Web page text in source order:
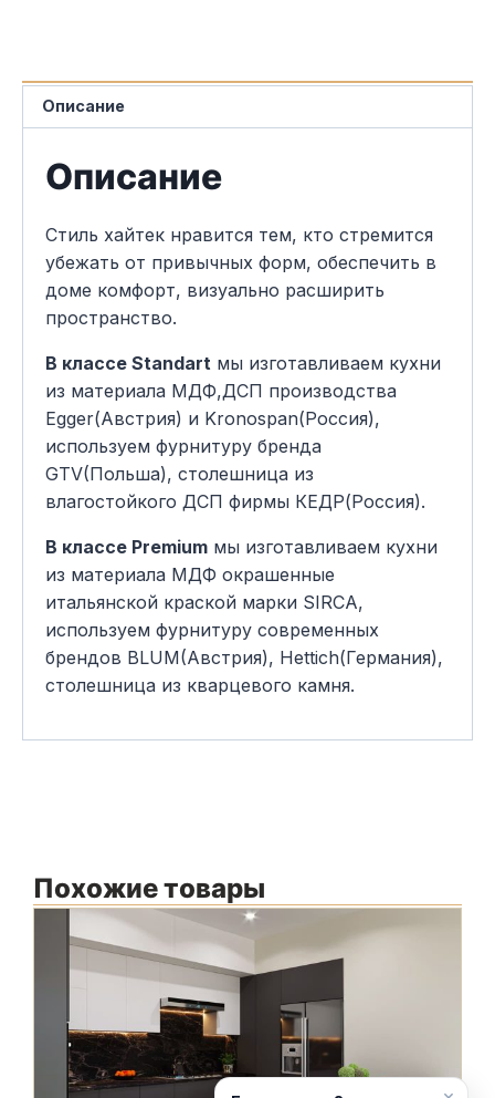
Описание
Описание
Стиль хайтек нравится тем, кто стремится
убежать от привычных форм, обеспечить в
доме комфорт, визуально расширить
пространство.
В классе Standart мы изготавливаем кухни
из материала МДФ,ДСП производства
Egger(Австрия) и Kronospan(Россия),
используем фурнитуру бренда
GTV(Польша), столешница из
влагостойкого ДСП фирмы КЕДР(Россия).
В классе Premium мы изготавливаем кухни
из материала МДФ окрашенные
итальянской краской марки SIRCA,
используем фурнитуру современных
брендов BLUM(Австрия), Hettich(Германия),
столешница из кварцевого камня.
Похожие товары